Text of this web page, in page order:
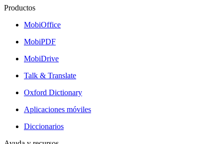
Productos
MobiOffice
MobiPDF
MobiDrive
Talk & Translate
Oxford Dictionary
Aplicaciones móviles
Diccionarios